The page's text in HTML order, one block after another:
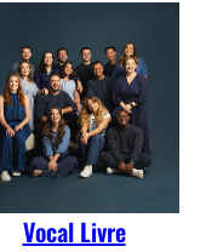
Vocal Livre